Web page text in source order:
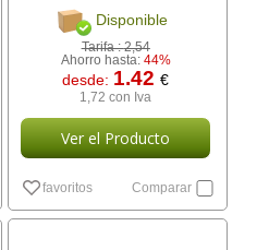
Disponible
Tarifa :2,54
Ahorro hasta: 44%
desde: 1.42€
1,72 con Iva
Ver el Producto
favoritos Comparar